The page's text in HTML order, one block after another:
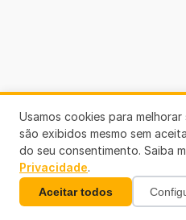
Usamos cookies para
são exibidos mesmo sem
do seu consentimento. Saiba
Privacidade.
Aceitar todos